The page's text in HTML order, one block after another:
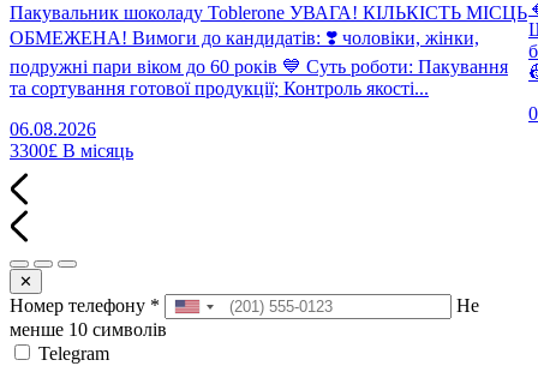
Пакувальник шоколаду Toblerone УВАГА! КІЛЬКІСТЬ МІСЦЬ
ОБМЕЖЕНА! Вимоги до кандидатів: ❣️ чоловіки, жінки,
подружні пари віком до 60 років 💙 Суть роботи: Пакування
та сортування готової продукції; Контроль якості...
06.08.2026
3300£ В місяць
✕
Номер телефону *
Не
менше 10 символів
Telegram